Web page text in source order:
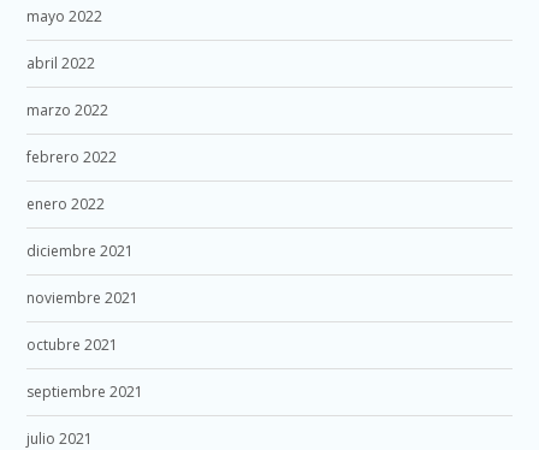
mayo 2022
abril 2022
marzo 2022
febrero 2022
enero 2022
diciembre 2021
noviembre 2021
octubre 2021
septiembre 2021
julio 2021